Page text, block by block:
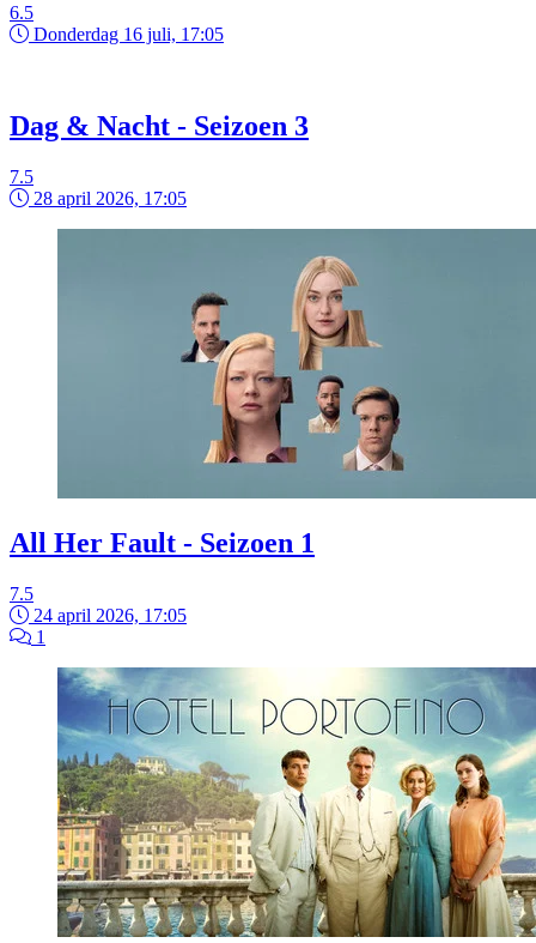
6.5
Donderdag 16 juli, 17:05
Dag & Nacht - Seizoen 3
7.5
28 april 2026, 17:05
All Her Fault - Seizoen 1
7.5
24 april 2026, 17:05
1